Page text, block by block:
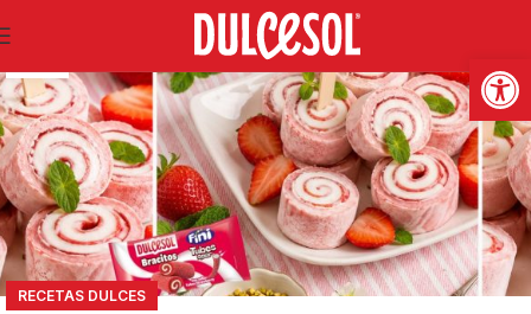
RECETAS DULCES